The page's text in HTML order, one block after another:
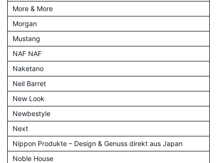
More & More
Morgan
Mustang
NAF NAF
Naketano
Neil Barret
New Look
Newbestyle
Next
Nippon Produkte – Design & Genuss direkt aus Japan
Noble House